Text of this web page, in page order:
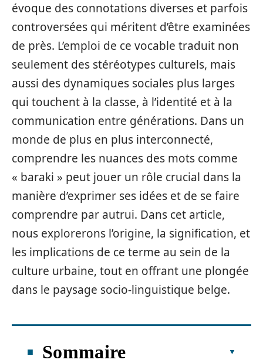
évoque des connotations diverses et parfois
controversées qui méritent d’être examinées
de près. L’emploi de ce vocable traduit non
seulement des stéréotypes culturels, mais
aussi des dynamiques sociales plus larges
qui touchent à la classe, à l’identité et à la
communication entre générations. Dans un
monde de plus en plus interconnecté,
comprendre les nuances des mots comme
« baraki » peut jouer un rôle crucial dans la
manière d’exprimer ses idées et de se faire
comprendre par autrui. Dans cet article,
nous explorerons l’origine, la signification, et
les implications de ce terme au sein de la
culture urbaine, tout en offrant une plongée
dans le paysage socio-linguistique belge.
Sommaire